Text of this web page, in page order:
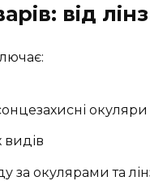
від
окуляри
видів
за окулярами та